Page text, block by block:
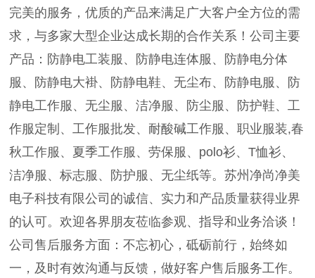
完美的服务，优质的产品来满足广大客户全方位的需
求，与多家大型企业达成长期的合作关系！公司主要
产品：防静电工装服、防静电连体服、防静电分体
服、防静电大褂、防静电鞋、无尘布、防静电服、防
静电工作服、无尘服、洁净服、防尘服、防护鞋、工
作服定制、工作服批发、耐酸碱工作服、职业服装,春
秋工作服、夏季工作服、劳保服、polo衫、T恤衫、
洁净服、标志服、防护服、无尘纸等。苏州净尚净美
电子科技有限公司的诚信、实力和产品质量获得业界
的认可。欢迎各界朋友莅临参观、指导和业务洽谈！
公司售后服务方面：不忘初心，砥砺前行，始终如
一，及时有效沟通与反馈，做好客户售后服务工作。